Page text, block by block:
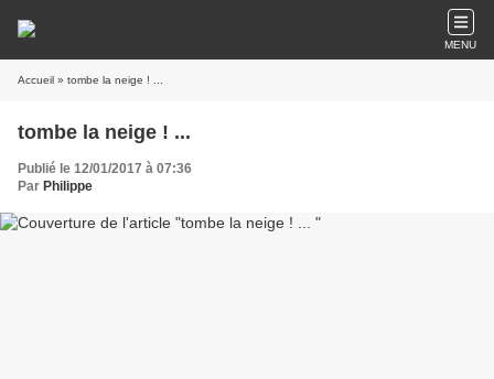
MENU
Accueil » tombe la neige ! ...
tombe la neige ! ...
Publié le 12/01/2017 à 07:36
Par Philippe